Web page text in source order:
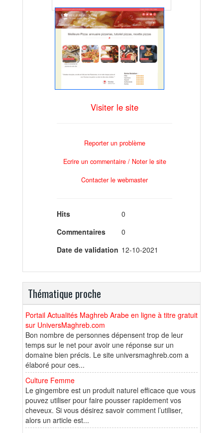
Visiter le site
Reporter un problème
Ecrire un commentaire / Noter le site
Contacter le webmaster
Hits
0
Commentaires
0
Date de validation 12-10-2021
Thématique proche
Portail Actualités Maghreb Arabe en ligne à titre gratuit
sur UniversMaghreb.com
Bon nombre de personnes dépensent trop de leur
temps sur le net pour avoir une réponse sur un
domaine bien précis. Le site universmaghreb.com a
élaboré pour ces...
Culture Femme
Le gingembre est un produit naturel efficace que vous
pouvez utiliser pour faire pousser rapidement vos
cheveux. Si vous désirez savoir comment l’utiliser,
alors un article est...